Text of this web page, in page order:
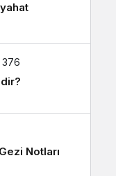
376
Notları